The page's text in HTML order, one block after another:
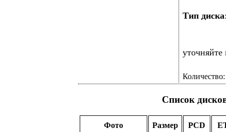
Тип диска
Список
Фото Размер PCD